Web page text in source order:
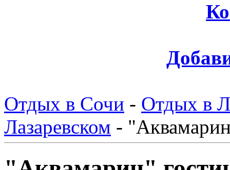
Отдых в Сочи - Отдых в
Лазаревском -